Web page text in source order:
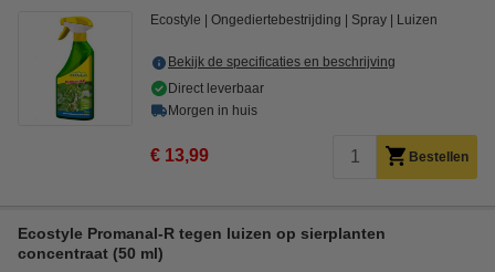
Ecostyle Ongediertebestrijding Spray Luizen
Bekijk de specificaties en beschrijving
Direct leverbaar
Morgen in huis
€ 13,99 Bestellen
Ecostyle Promanal-R tegen luizen op sierplanten
concentraat (50 ml)